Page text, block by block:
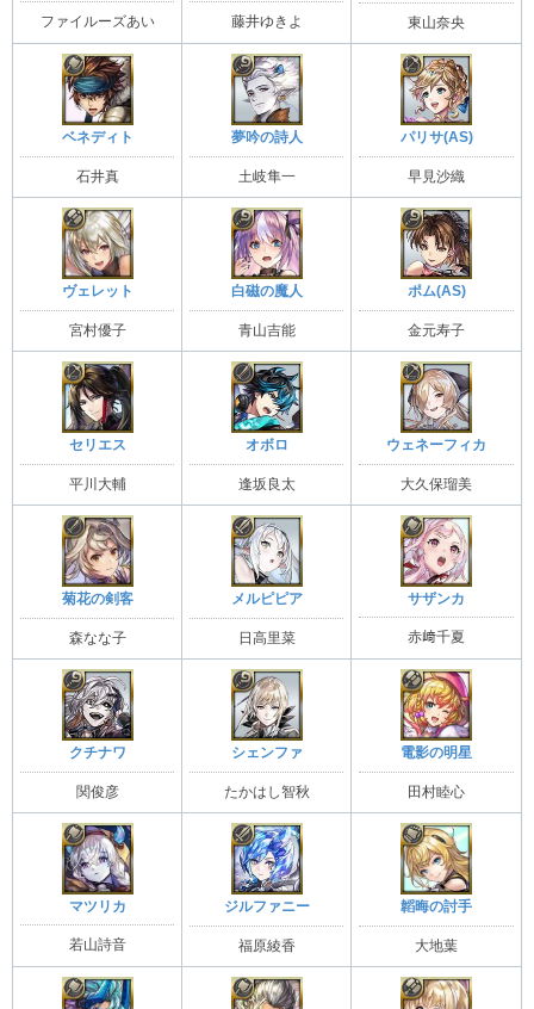
ファイルーズあい 藤井ゆきよ 東山奈央
ベネディト
石井真
夢吟の詩人
土岐隼一
パリサ(AS)
早見沙織
ヴェレット
宮村優子
白磁の魔人
青山吉能
ポム(AS)
金元寿子
セリエス
平川大輔
オボロ
逢坂良太
ウェネーフィカ
大久保瑠美
菊花の剣客
森なな子
メルピピア
日高里菜
サザンカ
赤﨑千夏
クチナワ
関俊彦
シェンファ
たかはし智秋
電影の明星
田村睦心
マツリカ
若山詩音
ジルファニー
福原綾香
韜晦の討手
大地葉